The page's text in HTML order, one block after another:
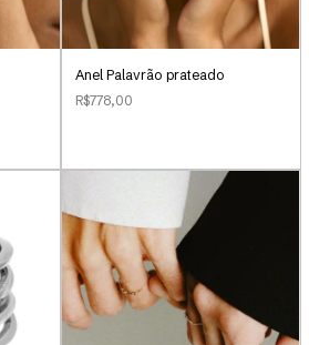
Anel Palavrão prateado
R$778,00